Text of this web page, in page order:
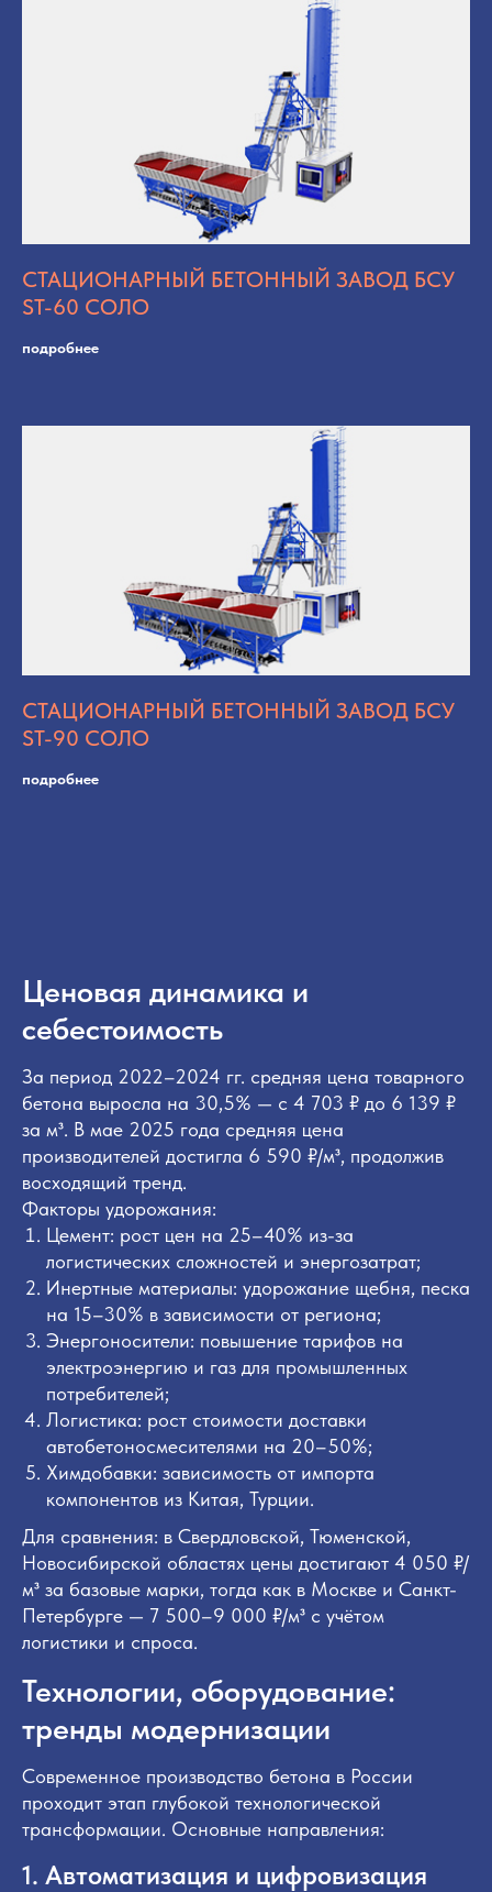
СТАЦИОНАРНЫЙ БЕТОННЫЙ ЗАВОД БСУ
ST-60 СОЛО
подробнее
СТАЦИОНАРНЫЙ БЕТОННЫЙ ЗАВОД БСУ
ST-90 СОЛО
подробнее
Ценовая динамика и
себестоимость
За период 2022–2024 гг. средняя цена товарного
бетона выросла на 30,5% — с 4 703 ₽ до 6 139 ₽
за м³. В мае 2025 года средняя цена
производителей достигла 6 590 ₽/м³, продолжив
восходящий тренд.
Факторы удорожания:
Цемент: рост цен на 25–40% из-за
логистических сложностей и энергозатрат;
Инертные материалы: удорожание щебня, песка
на 15–30% в зависимости от региона;
Энергоносители: повышение тарифов на
электроэнергию и газ для промышленных
потребителей;
Логистика: рост стоимости доставки
автобетоносмесителями на 20–50%;
Химдобавки: зависимость от импорта
компонентов из Китая, Турции.
Для сравнения: в Свердловской, Тюменской,
Новосибирской областях цены достигают 4 050 ₽/
м³ за базовые марки, тогда как в Москве и Санкт-
Петербурге — 7 500–9 000 ₽/м³ с учётом
логистики и спроса.
Технологии, оборудование:
тренды модернизации
Современное производство бетона в России
проходит этап глубокой технологической
трансформации. Основные направления:
1. Автоматизация и цифровизация